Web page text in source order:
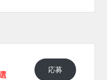
応募